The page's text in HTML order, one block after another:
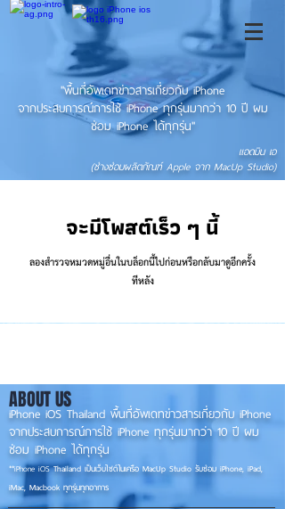
"พื้นที่อัพเดทข่าวสารเกี่ยวกับ iPhone
จากประสบการณ์การใช้ iPhone ทุกรุ่นมากว่า 10 ปี ผม
ซ่อม iPhone ได้ทุกรุ่น"
แอดมิน เอ
(ช่างซ่อมผลิตภัณฑ์ Apple จาก MacUp Studio)
จะมีโพสต์เร็ว ๆ นี้
ลองสำรวจหมวดหมู่อื่นในบล็อกนี้ไปก่อนหรือกลับมาดูอีกครั้ง
ทีหลัง
iPhone iOS Thailand พื้นที่อัพเดทข่าวสารเกี่ยวกับ iPhone
จากประสบการณ์การใช้ iPhone ทุกรุ่นมากว่า 10 ปี ผม
ซ่อม iPhone ได้ทุกรุ่น
**iPhone iOSThailand เป็นเว็บไซต์ในเครือ MacUp Studio รับซ่อม iPhone, iPad,
iMac, Macbook ทุกรุ่นทุกอาการ
ABOUT US